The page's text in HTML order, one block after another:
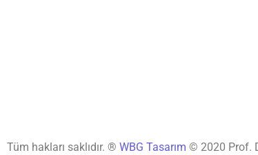
Tüm hakları saklıdır. ®WBG Tasarım© 2020 Prof.